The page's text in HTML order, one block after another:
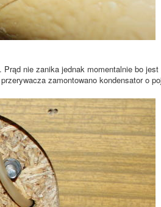
nie zanika jednak momentalnie bo jest
zamontowano kondensator o